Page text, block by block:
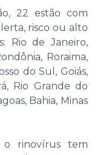
22 estão com
risco ou alto
Rio de Janeiro,
Roraima,
do Sul, Goiás,
Rio Grande do
Bahia, Minas
rinovírus tem